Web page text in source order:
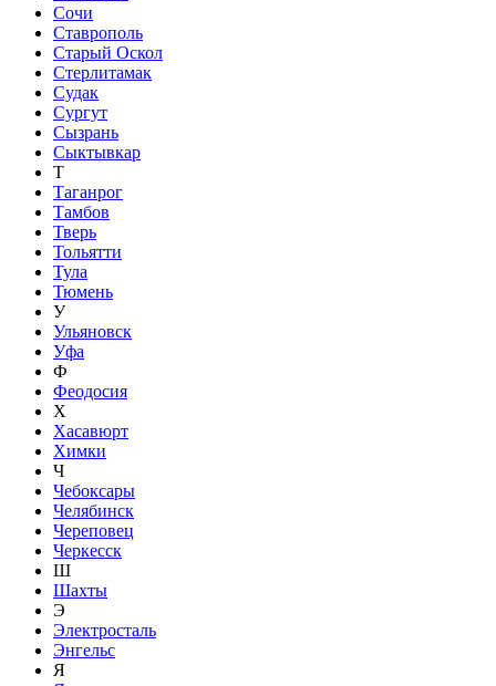
Сочи
Ставрополь
Старый Оскол
Стерлитамак
Судак
Сургут
Сызрань
Сыктывкар
Т
Таганрог
Тамбов
Тверь
Тольятти
Тула
Тюмень
У
Ульяновск
Уфа
Ф
Феодосия
Х
Хасавюрт
Химки
Ч
Чебоксары
Челябинск
Череповец
Черкесск
Ш
Шахты
Э
Электросталь
Энгельс
Я